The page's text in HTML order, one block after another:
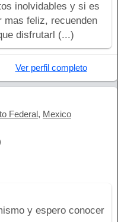
inolvidables y si es
mas feliz, recuenden
disfrutarl (...)
Ver perfil completo
Federal, Mexico
y espero conocer